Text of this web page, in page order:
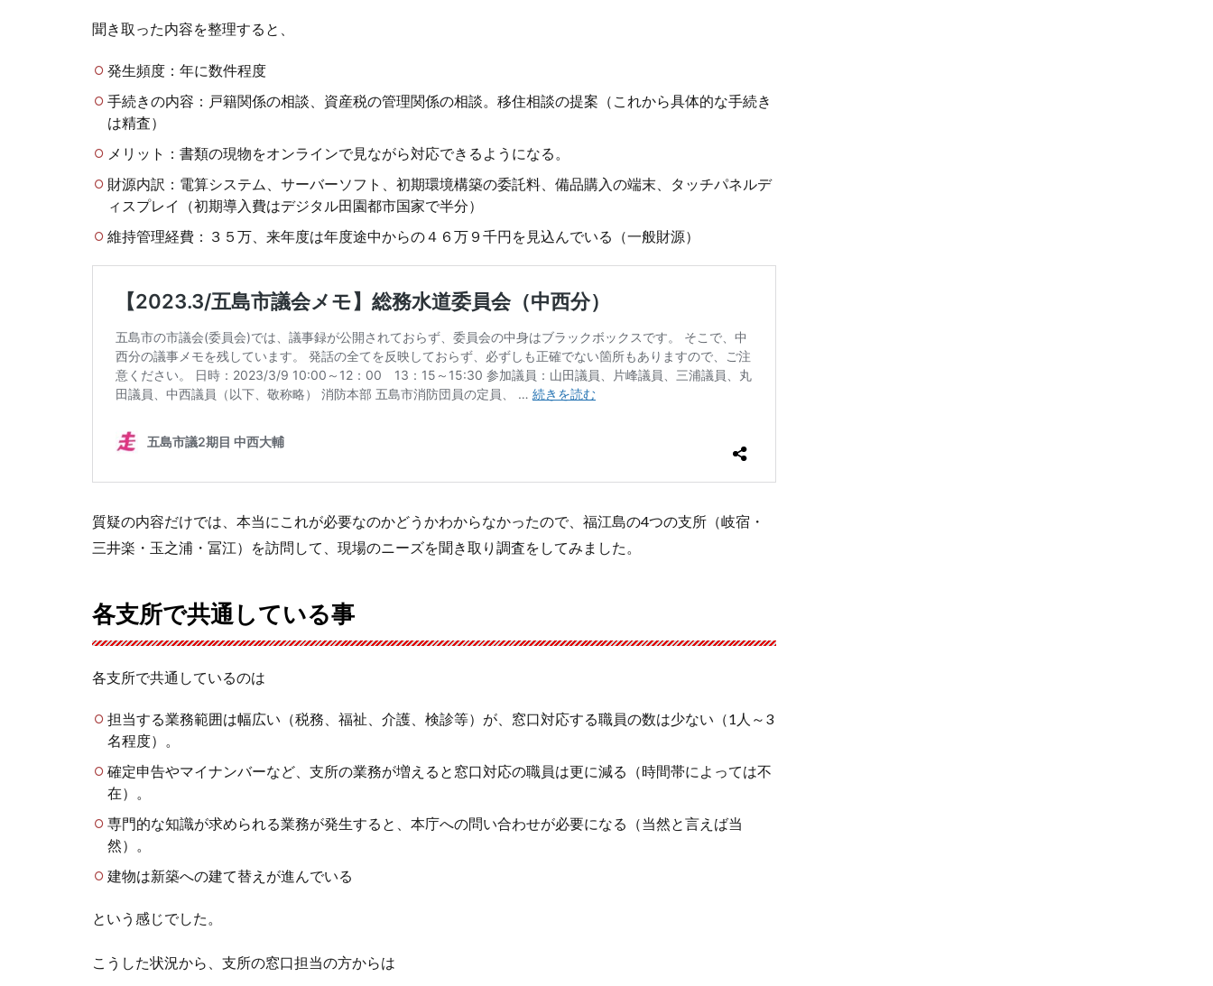
聞き取った内容を整理すると、
発生頻度：年に数件程度
手続きの内容：戸籍関係の相談、資産税の管理関係の相談。移住相談の提案（これから具体的な手続き
は精査）
メリット：書類の現物をオンラインで見ながら対応できるようになる。
財源内訳：電算システム、サーバーソフト、初期環境構築の委託料、備品購入の端末、タッチパネルデ
ィスプレイ（初期導入費はデジタル田園都市国家で半分）
維持管理経費：３５万、来年度は年度途中からの４６万９千円を見込んでいる（一般財源）
質疑の内容だけでは、本当にこれが必要なのかどうかわからなかったので、福江島の4つの支所（岐宿・
三井楽・玉之浦・冨江）を訪問して、現場のニーズを聞き取り調査をしてみました。
各支所で共通している事
各支所で共通しているのは
担当する業務範囲は幅広い（税務、福祉、介護、検診等）が、窓口対応する職員の数は少ない（1人～3
名程度）。
確定申告やマイナンバーなど、支所の業務が増えると窓口対応の職員は更に減る（時間帯によっては不
在）。
専門的な知識が求められる業務が発生すると、本庁への問い合わせが必要になる（当然と言えば当
然）。
建物は新築への建て替えが進んでいる
という感じでした。
こうした状況から、支所の窓口担当の方からは